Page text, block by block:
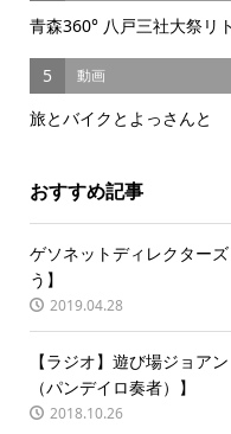
青森360° 八戸三社大祭リ
5 動画
旅とバイクとよっさんと
おすすめ記事
ゲソネットディレクター
う】
2019.04.28
【ラジオ】遊び場ジョア
（パンデイロ奏者）】
2018.10.26